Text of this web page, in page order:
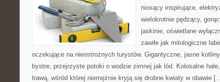
niosący inspirujące,
wielokrotnie pędzący,
jaskinie, oświetlane
zawiłe jak mitologiczne
oczekujące na nieostrożnych turystów. Gigantyczne, jasne
bystre, przejrzyste potoki o wodzie zimnej jak lód. Kolosalne
trawą, wśród której niemężnie kryją się drobne kwiaty w obawie